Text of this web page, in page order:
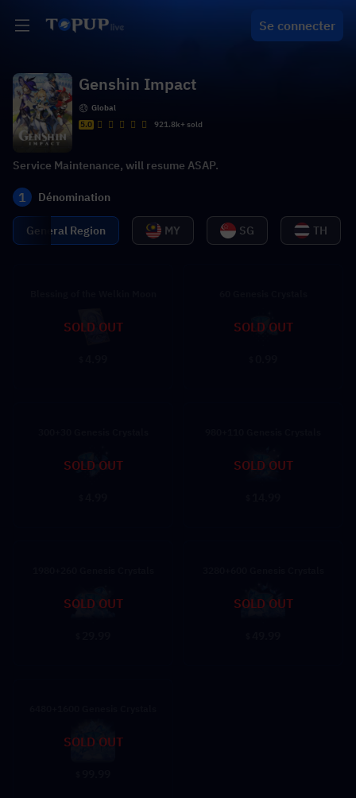
Se connecter
Genshin Impact
Global
5.0
921.8k+ sold
Service Maintenance, will resume ASAP.
1 Dénomination
General Region MY SG TH
SOLD OUT SOLD OUT
SOLD OUT SOLD OUT
SOLD OUT SOLD OUT
SOLD OUT